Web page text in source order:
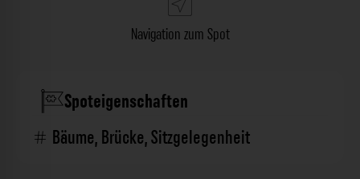
Navigation zum Spot
Spoteigenschaften
Bäume,Brücke,Sitzgelegenheit